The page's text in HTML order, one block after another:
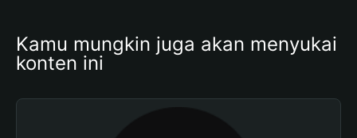
Kamu mungkin juga akan menyukai
konten ini